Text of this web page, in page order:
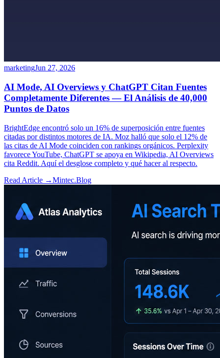
marketingJun 27, 2026
AI Mode, AI Overviews y ChatGPT Citan Fuentes
Completamente Diferentes — El Análisis de 40,000
Puntos de Datos
BrightEdge encontró solo un 16% de superposición entre fuentes
citadas por distintos motores de IA. Moz halló que solo el 12% de
las citas de AI Mode coinciden con rankings orgánicos. Perplexity
favorece YouTube, ChatGPT se apoya en Wikipedia, AI Overviews
cita Reddit. Aquí el desglose completo y qué hacer al respecto.
Read Article →Mintec.Blog